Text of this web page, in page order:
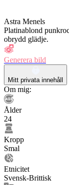
Astra Menels
Platinablond
obrydd glädje.
Generera bild
Mitt privata innehåll
Om mig:
Ålder
24
Kropp
Smal
Etnicitet
Svensk-Brittisk